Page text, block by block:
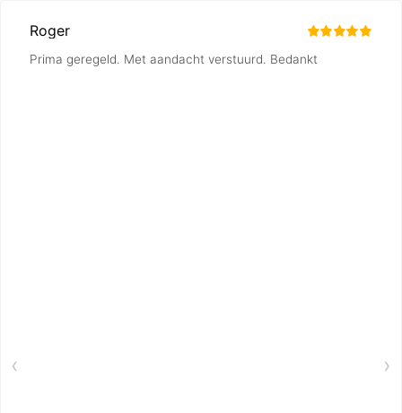
Roger
Prima geregeld. Met aandacht verstuurd. Bedankt
‹ ›